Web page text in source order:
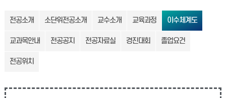
전공소개 소단위전공소개 교수소개 교육과정 이수체계도
교과목안내 전공공지 전공자료실 경진대회 졸업요건
전공위치